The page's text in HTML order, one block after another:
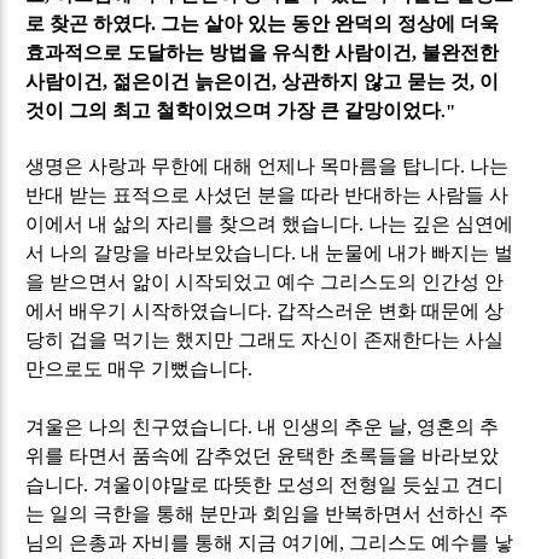
로 찾곤 하였다. 그는 살아 있는 동안 완덕의 정상에 더욱
효과적으로 도달하는 방법을 유식한 사람이건, 불완전한
사람이건, 젊은이건 늙은이건,상관하지 않고 묻는 것, 이
것이 그의 최고 철학이었으며 가장 큰 갈망이었다."
생명은 사랑과 무한에 대해 언제나 목마름을 탑니다. 나는
반대 받는 표적으로 사셨던 분을 따라 반대하는 사람들 사
이에서 내 삶의 자리를 찾으려 했습니다. 나는 깊은 심연에
서 나의 갈망을 바라보았습니다. 내 눈물에 내가 빠지는 벌
을 받으면서 앎이 시작되었고 예수 그리스도의 인간성 안
에서 배우기 시작하였습니다. 갑작스러운 변화 때문에 상
당히 겁을 먹기는 했지만 그래도 자신이 존재한다는 사실
만으로도 매우 기뻤습니다.
겨울은 나의 친구였습니다. 내 인생의 추운 날, 영혼의 추
위를 타면서 품속에 감추었던 윤택한 초록들을 바라보았
습니다. 겨울이야말로 따뜻한 모성의 전형일 듯싶고 견디
는 일의 극한을 통해 분만과 회임을 반복하면서 선하신 주
님의 은총과 자비를 통해 지금 여기에, 그리스도 예수를 낳